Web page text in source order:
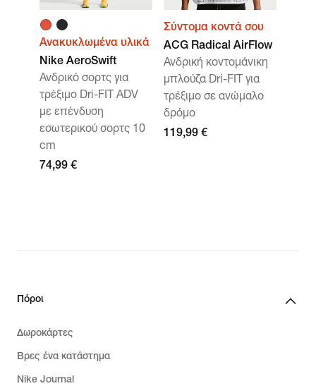
Ανακυκλωμένα υλικά
Nike AeroSwift
Ανδρικό σορτς για
τρέξιμο Dri-FIT ADV
με επένδυση
εσωτερικού σορτς 10
cm
74,99 €
Σύντομα κοντά σου
ACG Radical AirFlow
Ανδρική κοντομάνικη
μπλούζα Dri-FIT για
τρέξιμο σε ανώμαλο
δρόμο
119,99 €
Πόροι
Δωροκάρτες
Βρες ένα κατάστημα
Nike Journal